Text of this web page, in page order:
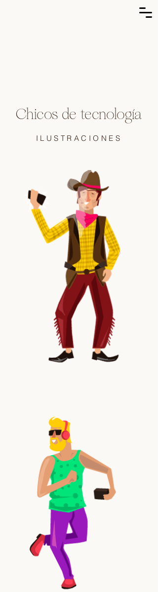
Chicos de tecnología
ILUSTRACIONES